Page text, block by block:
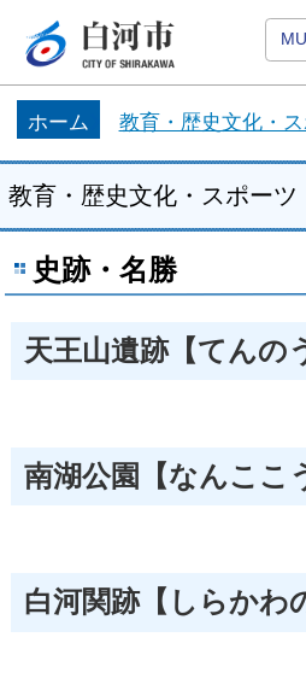
ホーム 教育・歴史文化・
教育・歴史文化・スポーツ
史跡・名勝
天王山遺跡【てんの
南湖公園【なんここ
白河関跡【しらかわ